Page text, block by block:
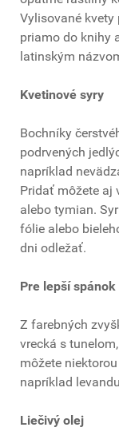
Vylisované
priamo do knihy
latinským
Kvetinové syry
Bochníky
podrvených
napríklad
Pridať môžete aj
alebo tymian.
fólie alebo
dni odležať.
Pre lepší spánok
Z farebných
vrecká s
môžete
napríklad
Liečivý olej